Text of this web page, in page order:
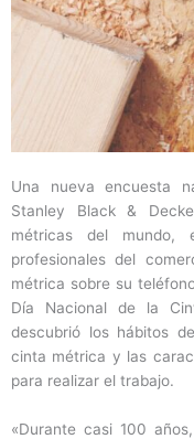
Una nueva encuesta
Stanley Black &
métricas del
profesionales del
métrica sobre su
Día Nacional de la
descubrió los hábitos
cinta métrica y las
para realizar el trabajo.
«Durante casi 100